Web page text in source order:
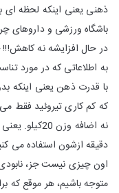
ذهنی یعنی اینکه لحظه ای
باشگاه ورزشی و داروهای
در حال افزایشه نه
به اطلاعاتی که در مورد
با قدرت ذهن یعنی اینکه
نه اضافه وزن
دقیقه ازشون استفاده می
اون چیزی نیست جز،
متوجه باشیم، هر موقع